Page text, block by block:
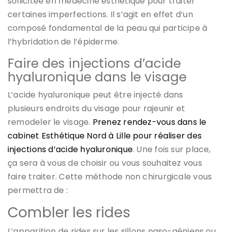
certaines imperfections. Il s’agit en effet d’un
composé fondamental de la peau qui participe à
l’hybridation de l’épiderme.
Faire des injections d’acide
hyaluronique dans le visage
L’acide hyaluronique peut être injecté dans
plusieurs endroits du visage pour rajeunir et
remodeler le visage. Prenez rendez-vous dans le
cabinet Esthétique Nord à Lille pour réaliser des
injections d’acide hyaluronique. Une fois sur place,
ça sera à vous de choisir ou vous souhaitez vous
faire traiter. Cette méthode non chirurgicale vous
permettra de :
Combler les rides